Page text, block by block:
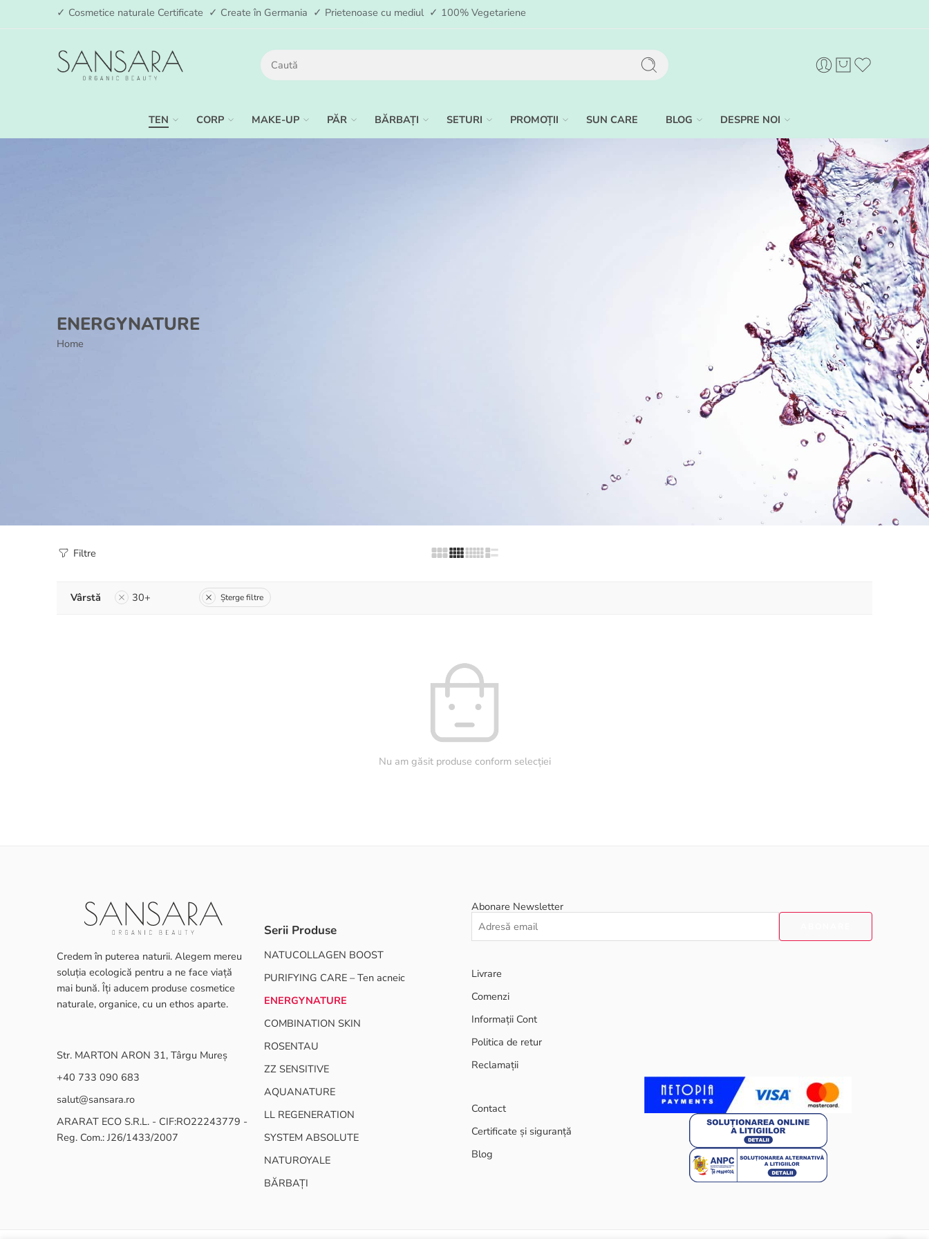
✓ Cosmetice naturale Certificate ✓ Create în Germania ✓ Prietenoase cu mediul ✓ 100% Vegetariene
TEN CORP MAKE-UP PĂR BĂRBAȚI SETURI PROMOȚII SUN CARE BLOG DESPRE NOI
ENERGYNATURE
Home
Filtre
Vârstă 30+ Șterge filtre
Nu am găsit produse conform selecției
Credem în puterea naturii. Alegem mereu
soluția ecologică pentru a ne face viață
mai bună. Îți aducem produse cosmetice
naturale, organice, cu un ethos aparte.
Str. MARTON ARON 31, Târgu Mureș
+40 733 090 683
salut@sansara.ro
ARARAT ECO S.R.L. - CIF:RO22243779 -
Reg. Com.: J26/1433/2007
Serii Produse
NATUCOLLAGEN BOOST
PURIFYING CARE – Ten acneic
ENERGYNATURE
COMBINATION SKIN
ROSENTAU
ZZ SENSITIVE
AQUANATURE
LL REGENERATION
SYSTEM ABSOLUTE
NATUROYALE
BĂRBAȚI
Abonare Newsletter
Livrare
Comenzi
Informații Cont
Politica de retur
Reclamații
Contact
Certificate și siguranță
Blog